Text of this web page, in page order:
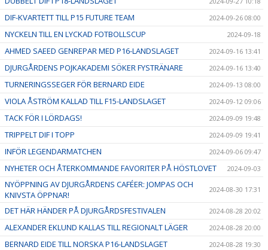
DIF-KVARTETT TILL P15 FUTURE TEAM 2024-09-26 08:00
NYCKELN TILL EN LYCKAD FOTBOLLSCUP 2024-09-18
AHMED SAEED GENREPAR MED P16-LANDSLAGET 2024-09-16 13:41
DJURGÅRDENS POJKAKADEMI SÖKER FYSTRÄNARE 2024-09-16 13:40
TURNERINGSSEGER FÖR BERNARD EIDE 2024-09-13 08:00
VIOLA ÅSTRÖM KALLAD TILL F15-LANDSLAGET 2024-09-12 09:06
TACK FÖR I LÖRDAGS! 2024-09-09 19:48
TRIPPELT DIF I TOPP 2024-09-09 19:41
INFÖR LEGENDARMATCHEN 2024-09-06 09:47
NYHETER OCH ÅTERKOMMANDE FAVORITER PÅ HÖSTLOVET 2024-09-03
NYÖPPNING AV DJURGÅRDENS CAFÉER: JOMPAS OCH
KNIVSTA ÖPPNAR!
2024-08-30 17:31
DET HÄR HÄNDER PÅ DJURGÅRDSFESTIVALEN 2024-08-28 20:02
ALEXANDER EKLUND KALLAS TILL REGIONALT LÄGER 2024-08-28 20:00
BERNARD EIDE TILL NORSKA P16-LANDSLAGET 2024-08-28 19:30